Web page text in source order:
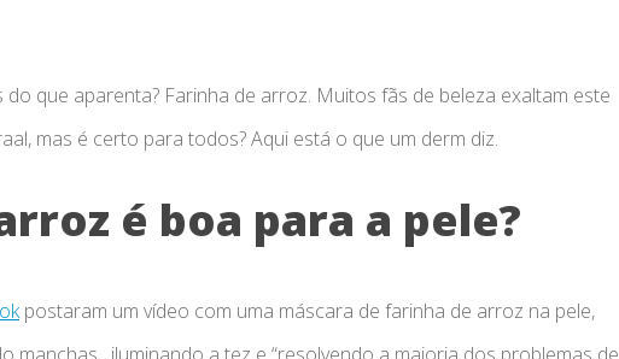
que aparenta? Farinha de arroz. Muitos fãs de beleza exaltam este
mas é certo para todos? Aqui está o que um derm diz.
é boa para a pele?
postaram um vídeo com uma máscara de farinha de arroz na pele,